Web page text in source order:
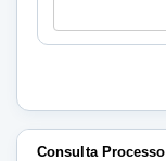
Sessões
Plenárias
Consulta Processo